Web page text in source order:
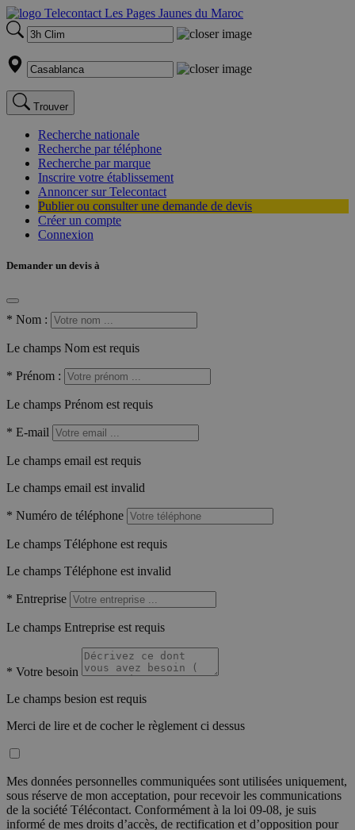
Trouver
Recherche nationale
Recherche par téléphone
Recherche par marque
Inscrire votre établissement
Annoncer sur Telecontact
Publier ou consulter une demande de devis
Créer un compte
Connexion
Demander un devis à
* Nom :
Le champs Nom est requis
* Prénom :
Le champs Prénom est requis
* E-mail
Le champs email est requis
Le champs email est invalid
* Numéro de téléphone
Le champs Téléphone est requis
Le champs Téléphone est invalid
* Entreprise
Le champs Entreprise est requis
* Votre besoin
Le champs besion est requis
Merci de lire et de cocher le règlement ci dessus
Mes données personnelles communiquées sont utilisées uniquement,
sous réserve de mon acceptation, pour recevoir les communications
de la société Télécontact. Conformément à la loi 09-08, je suis
informé de mes droits d’accès, de rectification et d’opposition pour